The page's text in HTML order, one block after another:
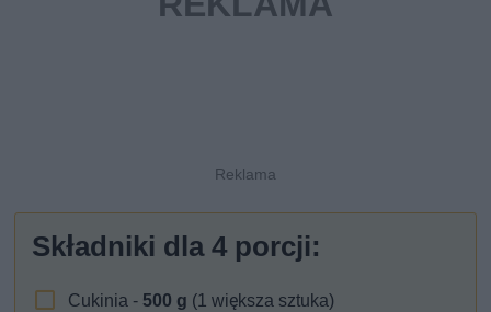
Składniki dla4 porcji:
Cukinia - 500 g (1 większa sztuka)